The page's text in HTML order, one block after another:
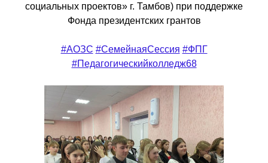
социальных проектов» г. Тамбов) при поддержке
Фонда президентских грантов
#АОЗС #СемейнаяСессия #ФПГ
#Педагогическийколледж68